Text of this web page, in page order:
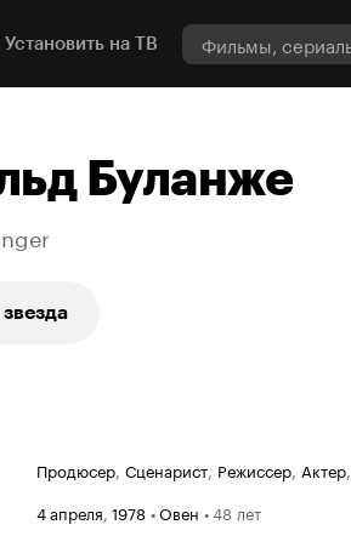
Установить на ТВ
Буланже
Продюсер, Сценарист, Режиссер, Актер,
4 апреля, 1978 •Овен •48 лет